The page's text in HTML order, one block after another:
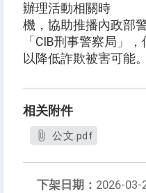
辦理活動相關時
機，協助推播內政部
「CIB刑事警察局」
以降低詐欺被害可能。
相关附件
公文.pdf
下架日期： 2026-03-